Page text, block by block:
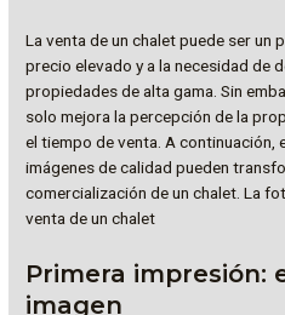
La venta de un chalet puede ser un
precio elevado y a la necesidad de
propiedades de alta gama. Sin
solo mejora la percepción de la
el tiempo de venta. A continuación,
imágenes de calidad pueden
comercialización de un chalet. La
venta de un chalet
Primera impresión:
imagen